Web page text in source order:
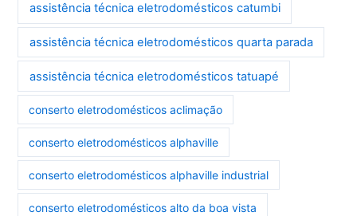
assistência técnica eletrodomésticos catumbi
assistência técnica eletrodomésticos quarta parada
assistência técnica eletrodomésticos tatuapé
conserto eletrodomésticos aclimação
conserto eletrodomésticos alphaville
conserto eletrodomésticos alphaville industrial
conserto eletrodomésticos alto da boa vista